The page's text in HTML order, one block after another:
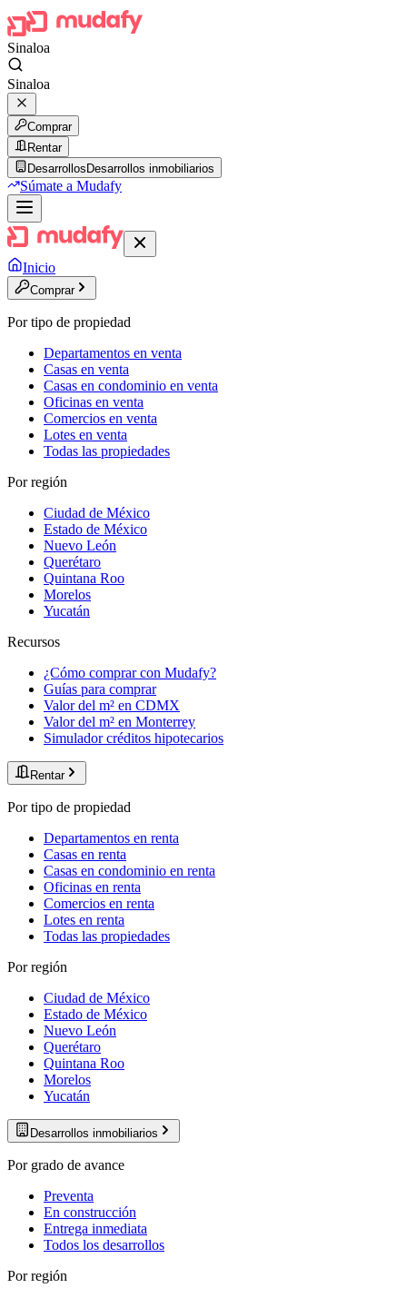
Sinaloa
Sinaloa
Comprar
Rentar
Desarrollos Desarrollos inmobiliarios
Súmate a Mudafy
Inicio
Comprar
Por tipo de propiedad
Departamentos en venta
Casas en venta
Casas en condominio en venta
Oficinas en venta
Comercios en venta
Lotes en venta
Todas las propiedades
Por región
Ciudad de México
Estado de México
Nuevo León
Querétaro
Quintana Roo
Morelos
Yucatán
Recursos
¿Cómo comprar con Mudafy?
Guías para comprar
Valor del m² en CDMX
Valor del m² en Monterrey
Simulador créditos hipotecarios
Rentar
Por tipo de propiedad
Departamentos en renta
Casas en renta
Casas en condominio en renta
Oficinas en renta
Comercios en renta
Lotes en renta
Todas las propiedades
Por región
Ciudad de México
Estado de México
Nuevo León
Querétaro
Quintana Roo
Morelos
Yucatán
Desarrollos inmobiliarios
Por grado de avance
Preventa
En construcción
Entrega inmediata
Todos los desarrollos
Por región